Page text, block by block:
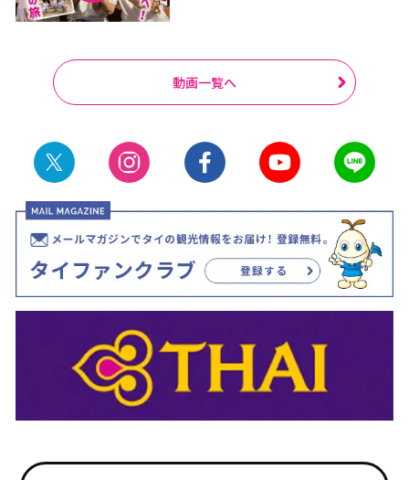
動画一覧へ